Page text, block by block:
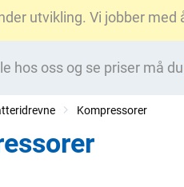
utvikling. Vi jobber
hos oss og se priser må du
Kompressorer